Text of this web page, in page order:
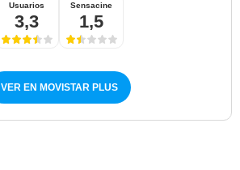
Usuarios
3,3
Sensacine
1,5
VER EN MOVISTAR PLUS